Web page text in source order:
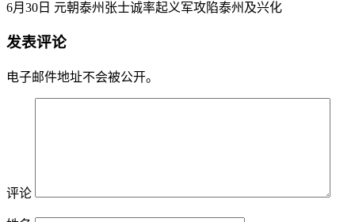
6月30日 元朝泰州张士诚率起义军攻陷泰州及兴化
发表评论
电子邮件地址不会被公开。
评论